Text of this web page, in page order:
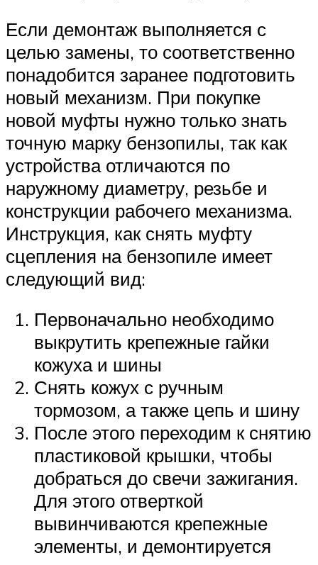
Если демонтаж выполняется с
целью замены, то соответственно
понадобится заранее подготовить
новый механизм. При покупке
новой муфты нужно только знать
точную марку бензопилы, так как
устройства отличаются по
наружному диаметру, резьбе и
конструкции рабочего механизма.
Инструкция, как снять муфту
сцепления на бензопиле имеет
следующий вид:
Первоначально необходимо
выкрутить крепежные гайки
кожуха и шины
Снять кожух с ручным
тормозом, а также цепь и шину
После этого переходим к снятию
пластиковой крышки, чтобы
добраться до свечи зажигания.
Для этого отверткой
вывинчиваются крепежные
элементы, и демонтируется